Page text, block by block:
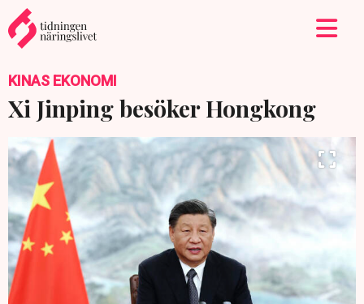
KINAS EKONOMI
Xi Jinping besöker Hongkong